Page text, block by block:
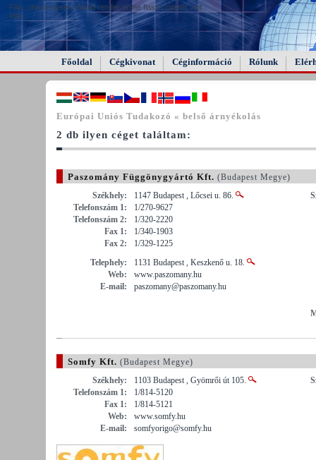
FAIL (the browser should render some flash content, not
this).
Főoldal Cégkivonat Céginformáció Rólunk
Európai Uniós Tudakozó « belső árnyékolás
2 db ilyen céget találtam:
Paszomány Függönygyártó Kft. (Budapest Megye)
Székhely:
1147 Budapest , Lőcsei u. 86.
Telefonszám 1:
1/270-9627
Telefonszám 2:
1/320-2220
Fax 1:
1/340-1903
Fax 2:
1/329-1225
Telephely:
1131 Budapest , Keszkenő u. 18.
Web:
www.paszomany.hu
E-mail:
paszomany@paszomany.hu
Somfy Kft. (Budapest Megye)
Székhely:
1103 Budapest , Gyömrői út 105.
Telefonszám 1:
1/814-5120
Fax 1:
1/814-5121
Web:
www.somfy.hu
E-mail:
somfyorigo@somfy.hu